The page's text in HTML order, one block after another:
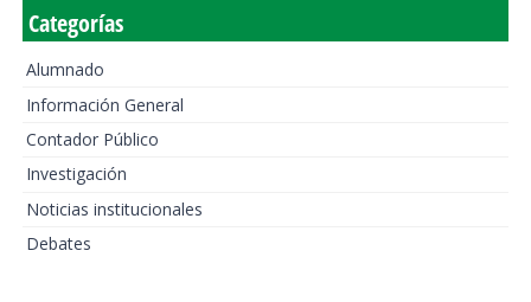
Categorías
Alumnado
Información General
Contador Público
Investigación
Noticias institucionales
Debates